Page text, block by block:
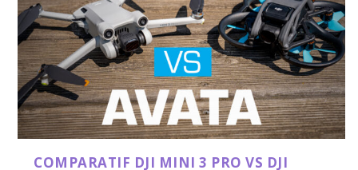
COMPARATIF DJI MINI 3 PRO VS DJI